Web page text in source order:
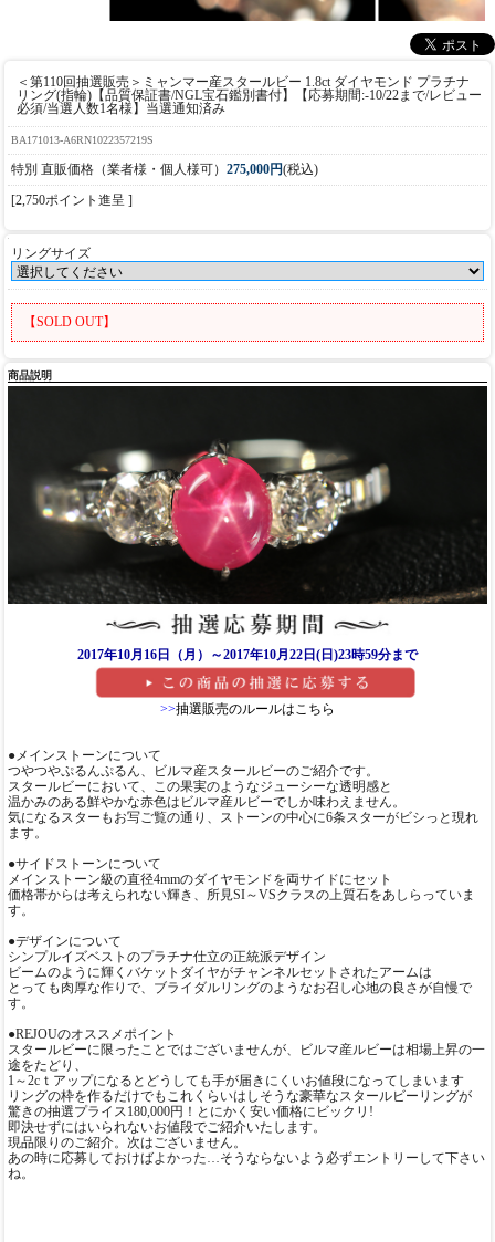
＜第110回抽選販売＞ミャンマー産スタールビー 1.8ct ダイヤモンド プラチナ
リング(指輪)【品質保証書/NGL宝石鑑別書付】【応募期間:-10/22まで/レビュー
必須/当選人数1名様】当選通知済み
BA171013-A6RN1022357219S
特別 直販価格（業者様・個人様可） 275,000円(税込)
[2,750ポイント進呈 ]
リングサイズ
【SOLD OUT】
商品説明
2017年10月16日（月）～2017年10月22日(日)23時59分まで
>>抽選販売のルールはこちら
●メインストーンについて
つやつやぷるんぷるん、ビルマ産スタールビーのご紹介です。
スタールビーにおいて、この果実のようなジューシーな透明感と
温かみのある鮮やかな赤色はビルマ産ルビーでしか味わえません。
気になるスターもお写ご覧の通り、ストーンの中心に6条スターがビシっと現れ
ます。
●サイドストーンについて
メインストーン級の直径4mmのダイヤモンドを両サイドにセット
価格帯からは考えられない輝き、所見SI～VSクラスの上質石をあしらっていま
す。
●デザインについて
シンプルイズベストのプラチナ仕立の正統派デザイン
ビームのように輝くバケットダイヤがチャンネルセットされたアームは
とっても肉厚な作りで、ブライダルリングのようなお召し心地の良さが自慢で
す。
●REJOUのオススメポイント
スタールビーに限ったことではございませんが、ビルマ産ルビーは相場上昇の一
途をたどり、
1～2cｔアップになるとどうしても手が届きにくいお値段になってしまいます
リングの枠を作るだけでもこれくらいはしそうな豪華なスタールビーリングが
驚きの抽選プライス180,000円！とにかく安い価格にビックリ!
即決せずにはいられないお値段でご紹介いたします。
現品限りのご紹介。次はございません。
あの時に応募しておけばよかった…そうならないよう必ずエントリーして下さい
ね。